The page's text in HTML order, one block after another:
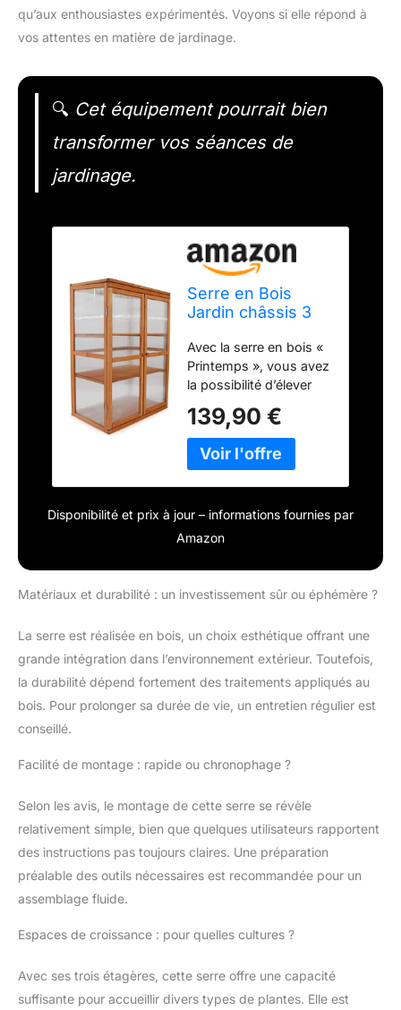
qu’aux enthousiastes expérimentés. Voyons si elle répond à
vos attentes en matière de jardinage.
🔍 Cet équipement pourrait bien
transformer vos séances de
jardinage.
Serre en Bois
Jardin châssis 3
Printemps
76x47x110,5cm
Avec la serre en bois «
Printemps », vous avez
la possibilité d’élever
directement sur trois
niveaux. Trois étagères
en bois (1er étage,
de hauteur) offrent un
espace suffisant pour
portes avant pratiques
avec fermeture
garantissent une
accessibilité optimale.
Pour la ventilation, le
toit peut être arrêté
avec un support
ventilation correcte.
plantes contre le froid,
et la lumière intense du
soleil et assurez une
croissance saine avec
produits de haute
durables. Notre
sélection de produits
est basée sur des
139,90 €
Disponibilité et prix à jour – informations fournies par
Amazon
Matériaux et durabilité : un investissement sûr ou éphémère ?
La serre est réalisée en bois, un choix esthétique offrant une
grande intégration dans l’environnement extérieur. Toutefois,
la durabilité dépend fortement des traitements appliqués au
bois. Pour prolonger sa durée de vie, un entretien régulier est
conseillé.
Facilité de montage : rapide ou chronophage ?
Selon les avis, le montage de cette serre se révèle
relativement simple, bien que quelques utilisateurs rapportent
des instructions pas toujours claires. Une préparation
préalable des outils nécessaires est recommandée pour un
assemblage fluide.
Espaces de croissance : pour quelles cultures ?
Avec ses trois étagères, cette serre offre une capacité
suffisante pour accueillir divers types de plantes. Elle est